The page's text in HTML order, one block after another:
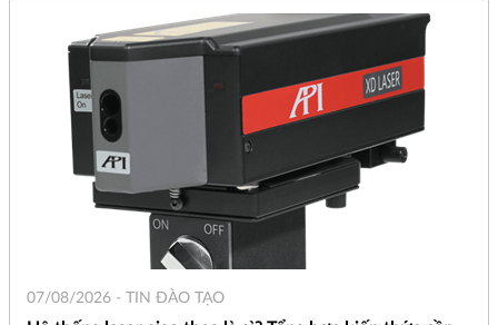
07/08/2026 - TIN ĐÀO TẠO